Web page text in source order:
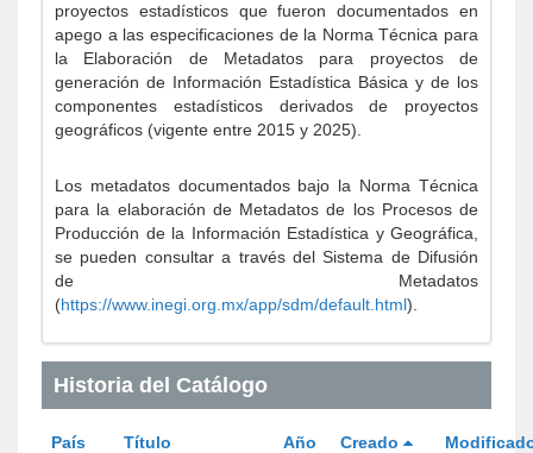
proyectos estadísticos que fueron documentados en
apego a las especificaciones de la Norma Técnica para
la Elaboración de Metadatos para proyectos de
generación de Información Estadística Básica y de los
componentes estadísticos derivados de proyectos
geográficos (vigente entre 2015 y 2025).
Los metadatos documentados bajo la Norma Técnica
para la elaboración de Metadatos de los Procesos de
Producción de la Información Estadística y Geográfica,
se pueden consultar a través del Sistema de Difusión
de Metadatos
(https://www.inegi.org.mx/app/sdm/default.html).
Historia del Catálogo
País Título Año Creado